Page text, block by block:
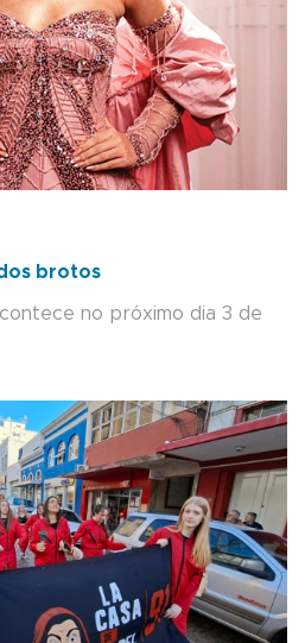
brotos
no próximo dia 3 de